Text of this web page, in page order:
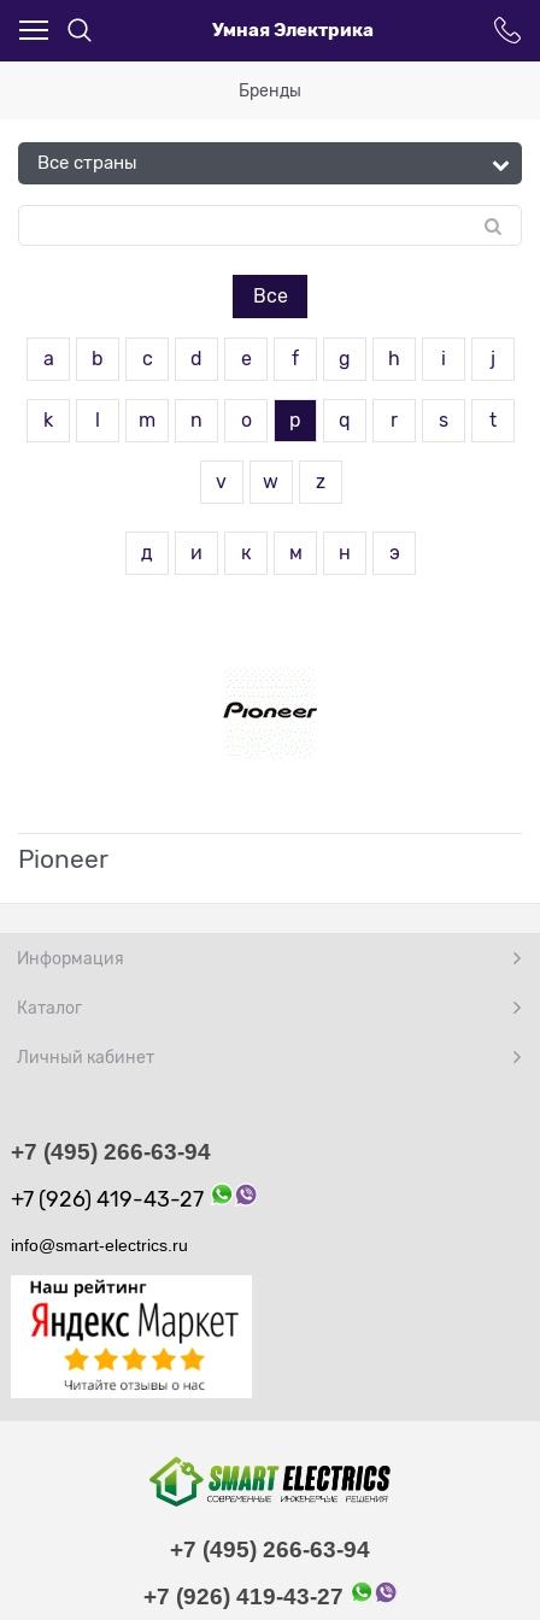
Умная Электрика
Бренды
Все
a b c d e f g h i j
k m n o p q r s t
v w z
д и к м н э
Pioneer
Информация
Каталог
Личный кабинет
+7 (495) 266-63-94
+7 (926) 419-43-27
info@smart-electrics.ru
+7 (495) 266-63-94
+7 (926) 419-43-27